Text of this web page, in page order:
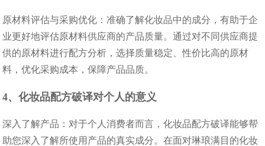
原材料评估与采购优化：准确了解化妆品中的成分，有助于企
业更好地评估原材料供应商的产品质量。通过对不同供应商提
供的原材料进行配方分析，选择质量稳定、性价比高的原材
料，优化采购成本，保障产品品质。​
4、化妆品配方破译对个人的意义​
深入了解产品：对于个人消费者而言，化妆品配方破译能够帮
助您深入了解所使用产品的真实成分。在面对琳琅满目的化妆